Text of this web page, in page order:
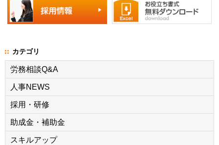
カテゴリ
労務相談Q&A
人事NEWS
採用・研修
助成金・補助金
スキルアップ